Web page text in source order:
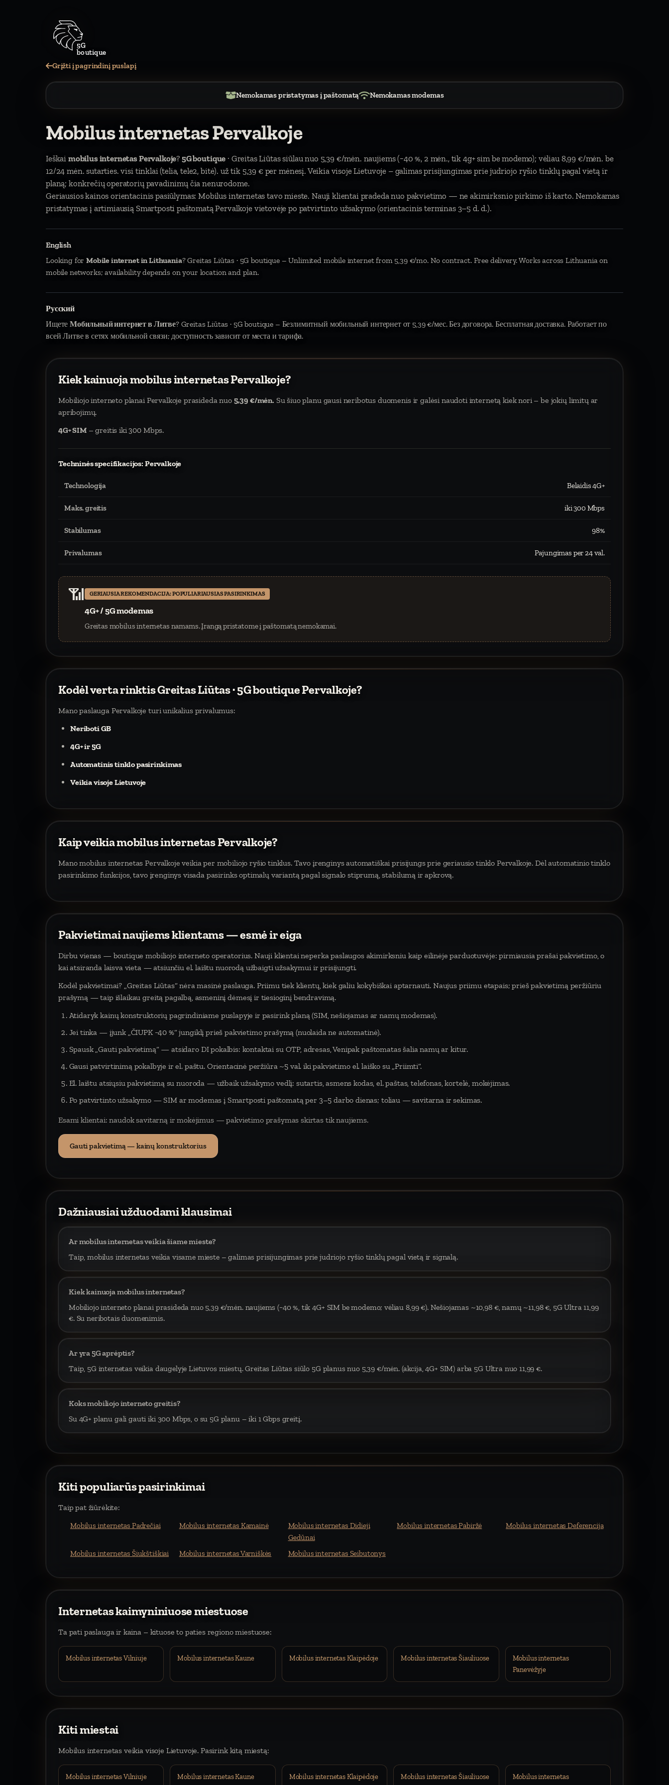
5G
boutique
Grįžti į pagrindinį puslapį
Nemokamas pristatymas į paštomatą Nemokamas modemas
Mobilus internetas Pervalkoje
Ieškai mobilus internetas Pervalkoje? 5G boutique · Greitas Liūtas siūlau nuo 5,39 €/mėn. naujiems (−40 %, 2 mėn., tik 4g+ sim be modemo); vėliau 8,99 €/mėn. be
12/24 mėn. sutarties. visi tinklai (telia, tele2, bitė). už tik 5,39 € per mėnesį. Veikia visoje Lietuvoje – galimas prisijungimas prie judriojo ryšio tinklų pagal vietą ir
planą; konkrečių operatorių pavadinimų čia nenurodome.
Geriausios kainos orientacinis pasiūlymas: Mobilus internetas tavo mieste. Nauji klientai pradeda nuo pakvietimo — ne akimirksnio pirkimo iš karto. Nemokamas
pristatymas į artimiausią Smartposti paštomatą Pervalkoje vietovėje po patvirtinto užsakymo (orientacinis terminas 3–5 d. d.).
English
Looking forMobile internet in Lithuania? Greitas Liūtas · 5G boutique – Unlimited mobile internet from 5,39 €/mo. No contract. Free delivery. Works across Lithuania on
mobile networks; availability depends on your location and plan.
Русский
ИщетеМобильный интернет в Литве? Greitas Liūtas · 5G boutique – Безлимитный мобильный интернет от 5,39 €/мес. Без договора. Бесплатная доставка. Работает по
всей Литве в сетях мобильной связи; доступность зависит от места и тарифа.
Kiek kainuoja mobilus internetas Pervalkoje?
Mobiliojo interneto planai Pervalkoje prasideda nuo 5,39 €/mėn. Su šiuo planu gausi neribotus duomenis ir galėsi naudoti internetą kiek nori – be jokių limitų ar
apribojimų.
4G+ SIM– greitis iki 300 Mbps.
Techninės specifikacijos: Pervalkoje
Technologija Belaidis 4G+
Maks. greitis iki 300 Mbps
Stabilumas 98%
Privalumas Pajungimas per 24 val.
📶 GERIAUSIA REKOMENDACIJA: POPULIARIAUSIAS PASIRINKIMAS
4G+ / 5G modemas
Greitas mobilus internetas namams. Įrangą pristatome į paštomatą nemokamai.
Kodėl verta rinktis Greitas Liūtas · 5G boutique Pervalkoje?
Mano paslauga Pervalkoje turi unikalius privalumus:
Neriboti GB
4G+ ir 5G
Automatinis tinklo pasirinkimas
Veikia visoje Lietuvoje
Kaip veikia mobilus internetas Pervalkoje?
Mano mobilus internetas Pervalkoje veikia per mobiliojo ryšio tinklus. Tavo įrenginys automatiškai prisijungs prie geriausio tinklo Pervalkoje. Dėl automatinio tinklo
pasirinkimo funkcijos, tavo įrenginys visada pasirinks optimalų variantą pagal signalo stiprumą, stabilumą ir apkrovą.
Pakvietimai naujiems klientams — esmė ir eiga
Dirbu vienas — boutique mobiliojo interneto operatorius. Nauji klientai neperka paslaugos akimirksniu kaip eilinėje parduotuvėje: pirmiausia prašai pakvietimo, o
kai atsiranda laisva vieta — atsiunčiu el. laištu nuorodą užbaigti užsakymui ir prisijungti.
Kodėl pakvietimai? „Greitas Liūtas“ nėra masinė paslauga. Priimu tiek klientų, kiek galiu kokybiškai aptarnauti. Naujus priimu etapais; prieš pakvietimą peržiūriu
prašymą — taip išlaikau greitą pagalbą, asmeninį dėmesį ir tiesioginį bendravimą.
Atidaryk kainų konstruktorių pagrindiniame puslapyje ir pasirink planą (SIM, nešiojamas ar namų modemas).
Jei tinka — įjunk „ČIUPK −40 %“ jungiklį prieš pakvietimo prašymą (nuolaida ne automatinė).
Spausk „Gauti pakvietimą“ — atsidaro DI pokalbis: kontaktai su OTP, adresas, Venipak paštomatas šalia namų ar kitur.
Gausi patvirtinimą pokalbyje ir el. paštu. Orientacinė peržiūra ~5 val. iki pakvietimo el. laiško su „Priimti“.
El. laištu atsiųsiu pakvietimą su nuoroda — užbaik užsakymo vedlį: sutartis, asmens kodas, el. paštas, telefonas, kortelė, mokėjimas.
Po patvirtinto užsakymo — SIM ar modemas į Smartposti paštomatą per 3–5 darbo dienas; toliau — savitarna ir sekimas.
Esami klientai: naudok savitarną ir mokėjimus — pakvietimo prašymas skirtas tik naujiems.
Gauti pakvietimą — kainų konstruktorius
Dažniausiai užduodami klausimai
Ar mobilus internetas veikia šiame mieste?
Taip, mobilus internetas veikia visame mieste – galimas prisijungimas prie judriojo ryšio tinklų pagal vietą ir signalą.
Kiek kainuoja mobilus internetas?
Mobiliojo interneto planai prasideda nuo 5,39 €/mėn. naujiems (−40 %, tik 4G+ SIM be modemo; vėliau 8,99 €). Nešiojamas ~10,98 €, namų ~11,98 €, 5G Ultra 11,99
€. Su neribotais duomenimis.
Ar yra 5G aprėptis?
Taip, 5G internetas veikia daugelyje Lietuvos miestų. Greitas Liūtas siūlo 5G planus nuo 5,39 €/mėn. (akcija, 4G+ SIM) arba 5G Ultra nuo 11,99 €.
Koks mobiliojo interneto greitis?
Su 4G+ planu gali gauti iki 300 Mbps, o su 5G planu – iki 1 Gbps greitį.
Kiti populiarūs pasirinkimai
Taip pat žiūrėkite:
Mobilus internetas Padrečiai Mobilus internetas Kamainė
Mobilus internetas Didieji
Gedūnai
Mobilus internetas Pabiržė Mobilus internetas Deferencija
Mobilus internetas Šiukštiškiai Mobilus internetas Varniškės Mobilus internetas Seibutonys
Internetas kaimyniniuose miestuose
Ta pati paslauga ir kaina – kituose to paties regiono miestuose:
Mobilus internetas Vilniuje Mobilus internetas Kaune Mobilus internetas Klaipėdoje Mobilus internetas Šiauliuose
Mobilus internetas
Panevėžyje
Kiti miestai
Mobilus internetas veikia visoje Lietuvoje. Pasirink kitą miestą:
Mobilus internetas Vilniuje Mobilus internetas Kaune Mobilus internetas Klaipėdoje Mobilus internetas Šiauliuose
Mobilus internetas